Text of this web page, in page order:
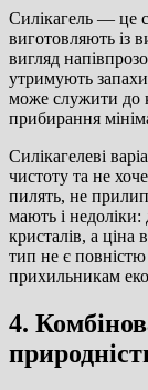
Силікагель — це
виготовляють із
вигляд
утримують
може служити до
прибирання
Силікагелеві
чистоту та не
пилять, не
мають і недоліки:
кристалів, а
тип не є
прихильникам
4.